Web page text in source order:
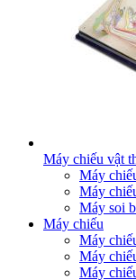
Máy chiếu vật
Máy
Máy
Máy soi
Máy chiếu
Máy
Máy
Máy